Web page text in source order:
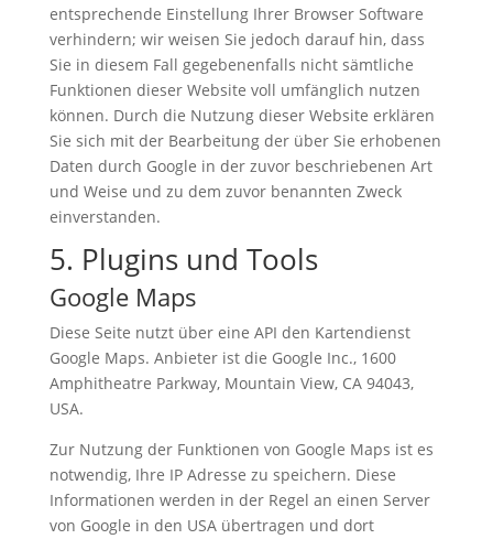
entsprechende Einstellung Ihrer Browser Software
verhindern; wir weisen Sie jedoch darauf hin, dass
Sie in diesem Fall gegebenenfalls nicht sämtliche
Funktionen dieser Website voll umfänglich nutzen
können. Durch die Nutzung dieser Website erklären
Sie sich mit der Bearbeitung der über Sie erhobenen
Daten durch Google in der zuvor beschriebenen Art
und Weise und zu dem zuvor benannten Zweck
einverstanden.
5. Plugins und Tools
Google Maps
Diese Seite nutzt über eine API den Kartendienst
Google Maps. Anbieter ist die Google Inc., 1600
Amphitheatre Parkway, Mountain View, CA 94043,
USA.
Zur Nutzung der Funktionen von Google Maps ist es
notwendig, Ihre IP Adresse zu speichern. Diese
Informationen werden in der Regel an einen Server
von Google in den USA übertragen und dort